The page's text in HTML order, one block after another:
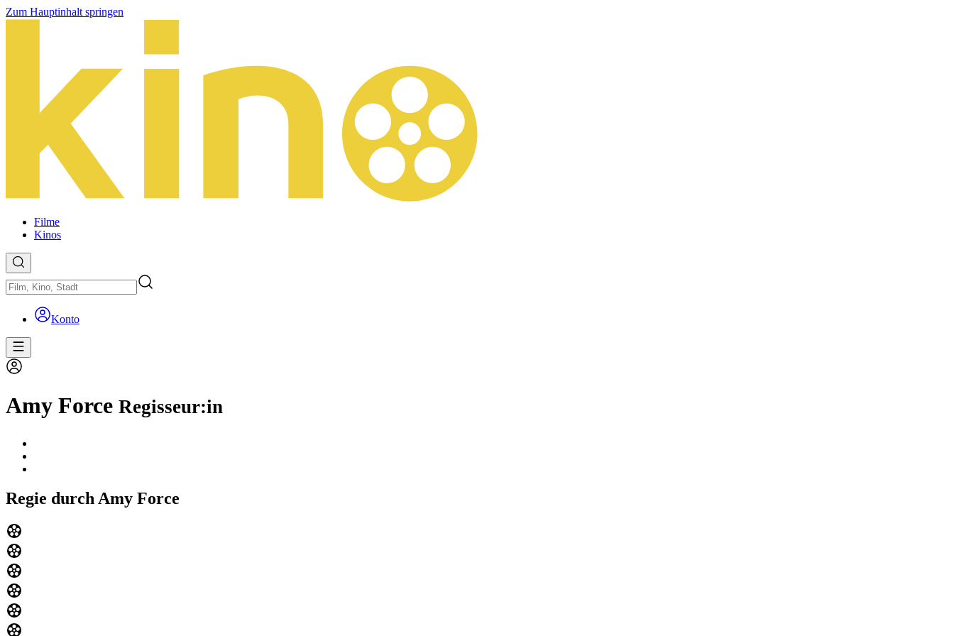
Zum Hauptinhalt springen
Filme
Kinos
Konto
Amy Force Regisseur:in
Regie durch Amy Force